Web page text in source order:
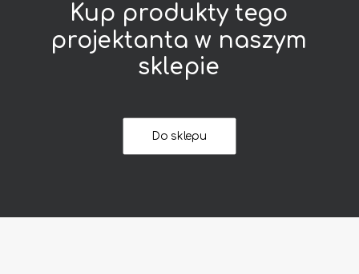
Kup produkty tego
projektanta w naszym
sklepie
Do sklepu